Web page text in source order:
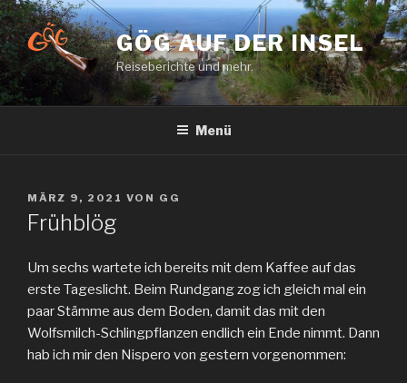
Zum
Inhalt
springen
GÖG AUF DER INSEL
Reiseberichte und mehr.
Menü
VERÖFFENTLICHT
AM
MÄRZ 9, 2021 VON GG
Frühblög
Um sechs wartete ich bereits mit dem Kaffee auf das
erste Tageslicht. Beim Rundgang zog ich gleich mal ein
paar Stämme aus dem Boden, damit das mit den
Wolfsmilch-Schlingpflanzen endlich ein Ende nimmt. Dann
hab ich mir den Nispero von gestern vorgenommen: